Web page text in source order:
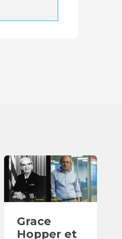
Grace
Hopper et